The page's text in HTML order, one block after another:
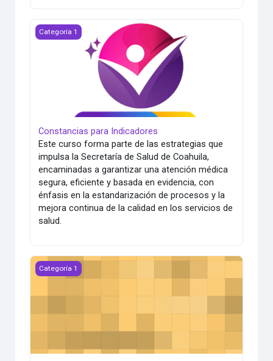
Constancias para Indicadores
Categoría 1
Constancias para Indicadores
Este curso forma parte de las estrategias que
impulsa la Secretaría de Salud de Coahuila,
encaminadas a garantizar una atención médica
segura, eficiente y basada en evidencia, con
énfasis en la estandarización de procesos y la
mejora continua de la calidad en los servicios de
salud.
VIH (SIDA) 01-12-25
Categoría 1